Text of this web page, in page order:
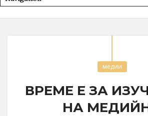
медии
ВРЕМЕ Е ЗА
НА